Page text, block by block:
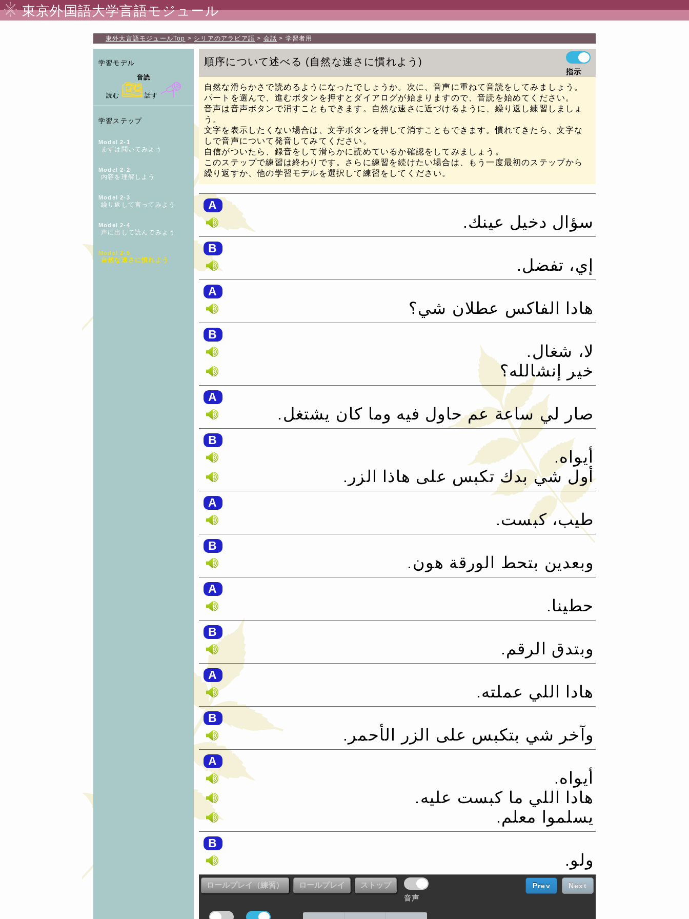
東京外国語大学言語モジュール
東外大言語モジュールTop シリアのアラビア語 会話 学習者用
学習モデル
音読
読む 話す
学習ステップ
Model 2-1
まずは聞いてみよう
Model 2-2
内容を理解しよう
Model 2-3
繰り返して言ってみよう
Model 2-4
声に出して読んでみよう
Model 2-5
自然な速さに慣れよう
順序について述べる 自然な速さに慣れよう
指示
自然な滑らかさで読めるようになったでしょうか。次に、音声に重ねて音読をしてみましょう。
パートを選んで、進むボタンを押すとダイアログが始まりますので、音読を始めてください。
音声は音声ボタンで消すこともできます。自然な速さに近づけるように、繰り返し練習しましょ
う。
文字を表示したくない場合は、文字ボタンを押して消すこともできます。慣れてきたら、文字な
しで音声について発音してみてください。
自信がついたら、録音をして滑らかに読めているか確認をしてみましょう。
このステップで練習は終わりです。さらに練習を続けたい場合は、もう一度最初のステップから
繰り返すか、他の学習モデルを選択して練習をしてください。
A
سؤال دخيل عينك.‏
B
إي، تفضل.‏
A
هادا الفاكس عطلان شي؟
B
لا، شغال.‏
خير إنشالله؟
A
صار لي ساعة عم حاول فيه وما كان يشتغل.‏
B
أيواه.‏
أول شي بدك تكبس على هاذا الزر.‏
A
طيب، كبست.‏
B
وبعدين بتحط الورقة هون.‏
A
حطينا.‏
B
وبتدق الرقم.‏
A
هادا اللي عملته.‏
B
وآخر شي بتكبس على الزر الأحمر.‏
A
أيواه.‏
هادا اللي ما كبست عليه.‏
يسلموا معلم.‏
B
ولو.‏
音声
Prev Next